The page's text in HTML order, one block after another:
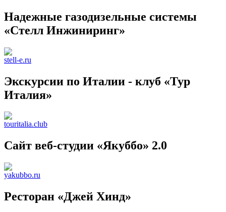
Надежные газодизельные системы
«Стелл Инжиниринг»
stell-e.ru
Экскурсии по Италии - клуб «Тур
Италия»
touritalia.club
Сайт веб-студии «Якуббо» 2.0
yakubbo.ru
Ресторан «Джей Хинд»